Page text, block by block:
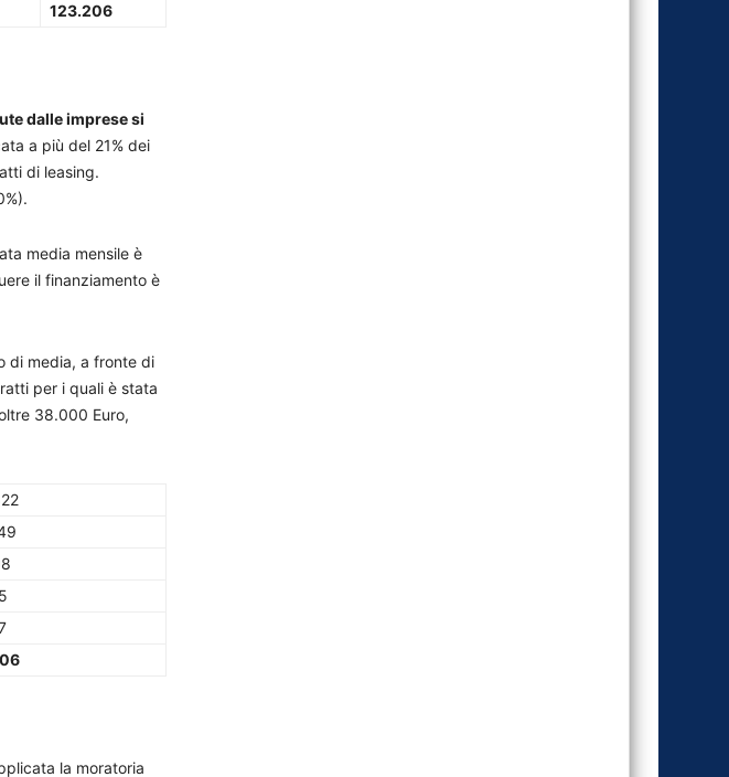
123.206
dalle imprese si
a più del 21% dei
di leasing.
media mensile è
il finanziamento è
di media, a fronte di
per i quali è stata
38.000 Euro,
la moratoria